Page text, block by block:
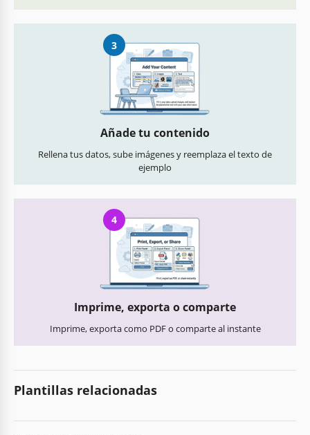
3
Añade tu contenido
Rellena tus datos, sube imágenes y reemplaza el texto de
ejemplo
4
Imprime, exporta o comparte
Imprime, exporta como PDF o comparte al instante
Plantillas relacionadas